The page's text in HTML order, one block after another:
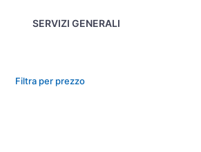
SERVIZI GENERALI
Filtra per prezzo